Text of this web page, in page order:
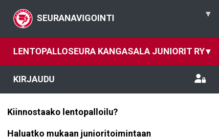
SEURANAVIGOINTI ▾
LENTOPALLOSEURA KANGASALA JUNIORIT RY▾
KIRJAUDU
Kiinnostaako lentopalloilu?
Haluatko mukaan junioritoimintaan